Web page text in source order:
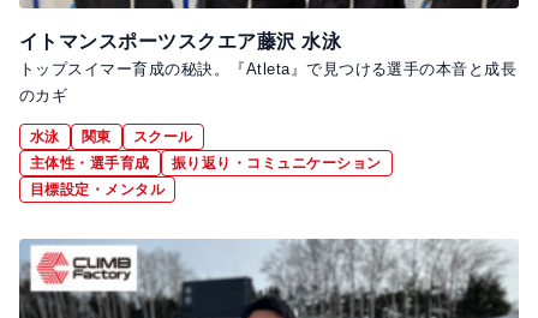
イトマンスポーツスクエア藤沢 水泳
トップスイマー育成の秘訣。『Atleta』で見つける選手の本音と成長
のカギ
水泳 関東
スクール
主体性・選手育成
振り返り・コミュニケーション
目標設定・メンタル